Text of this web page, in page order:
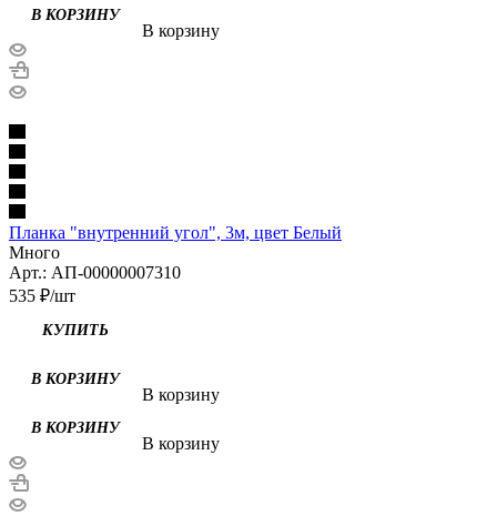
В корзину
Планка "внутренний угол", 3м, цвет Белый
Много
Арт.: АП-00000007310
535 ₽/шт
В корзину
В корзину